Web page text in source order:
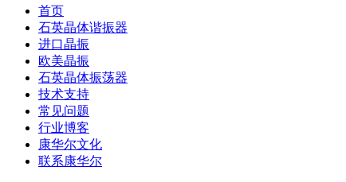
首页
石英晶体谐振器
进口晶振
欧美晶振
石英晶体振荡器
技术支持
常见问题
行业博客
康华尔文化
联系康华尔